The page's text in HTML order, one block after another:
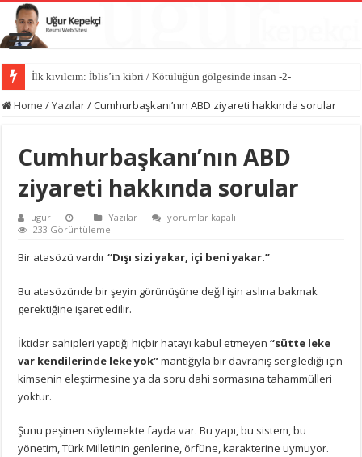
İlk kıvılcım: İblis’in kibri / Kötülüğün gölgesinde insan -2-
Home /Yazılar/Cumhurbaşkanı’nın ABD ziyareti hakkında sorular
Cumhurbaşkanı’nın ABD
ziyareti hakkında sorular
ugur Yazılar
Cumhurbaşkanı’nın
hakkında
sorular
yorumlar kapalı
233 Görüntüleme
Bir atasözü vardır“Dışı sizi yakar, içi beni yakar.”
Bu atasözünde bir şeyin görünüşüne değil işin aslına bakmak
gerektiğine işaret edilir.
İktidar sahipleri yaptığı hiçbir hatayı kabul etmeyen“sütte leke
var kendilerinde leke yok”mantığıyla bir davranış sergilediği için
kimsenin eleştirmesine ya da soru dahi sormasına tahammülleri
yoktur.
Şunu peşinen söylemekte fayda var. Bu yapı, bu sistem, bu
yönetim, Türk Milletinin genlerine, örfüne, karakterine uymuyor.